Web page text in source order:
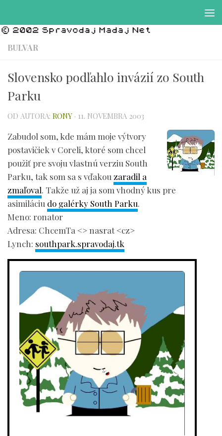
BULVAR
Slovensko podľahlo invázií zo South
Parku
OD AUTORA: RONY · 11. NOVEMBRA 2003
Zabudol som, kde mám moje výtvory
postavičiek v Coreli, ktoré som chcel
použiť pre svoju vlastnú verziu South
Parku, tak som sa s vďakou zaradil a
zmaľoval. Takže už aj ja som vhodný kus pre
asimiláciu do galérky South Parku.
Meno: ronator
Adresa: ChcemTa <> nasrat <cz>
Lynch: southpark.spravodaj.tk